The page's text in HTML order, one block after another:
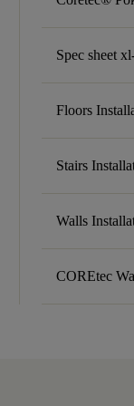
Spec sheet
Floors
Stairs
Walls
COREtec